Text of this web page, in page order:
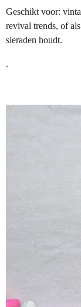
Geschikt voor:
revival trends, of
sieraden houdt.
.